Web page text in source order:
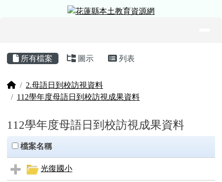
花蓮縣本土教育資源網
主內容區域
所有檔案 圖示 列表
回首頁2.母語日到校訪視資料
112學年度母語日到校訪視成果資料
112學年度母語日到校訪視成果資料
clickAll
檔案名稱
光復國小
頁尾區域